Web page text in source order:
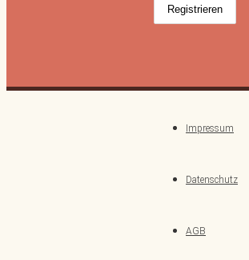
Impressum
Datenschutz
AGB